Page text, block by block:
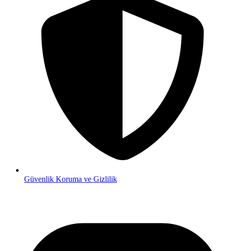
Güvenlik Koruma ve Gizlilik